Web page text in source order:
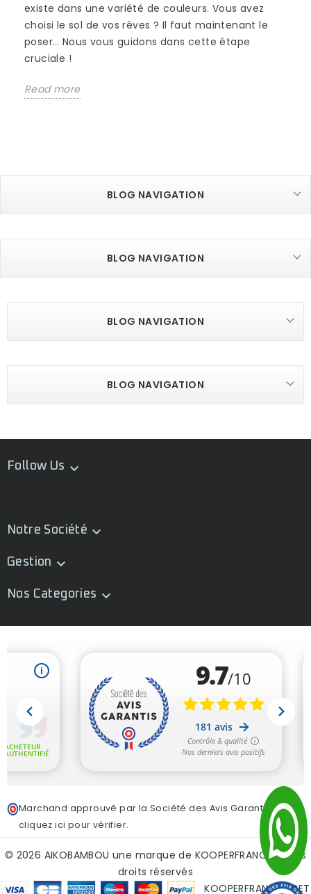
existe dans une variété de couleurs. Vous avez
choisi le sol de vos rêves ? Il faut maintenant le
poser… Nous vous guidons dans cette étape
cruciale !
Read more
BLOG NAVIGATION
BLOG NAVIGATION
BLOG NAVIGATION
BLOG NAVIGATION
Follow Us 
Notre Société 
Gestion 
Nos Categories 
Marchand approuvé par la Société des Avis Garantis,
cliquez ici pour vérifier.
© 2026 AIKOBAMBOU une marque de KOOPERFRANCE - tous
droits réservés
KOOPERFRANCE SIRET